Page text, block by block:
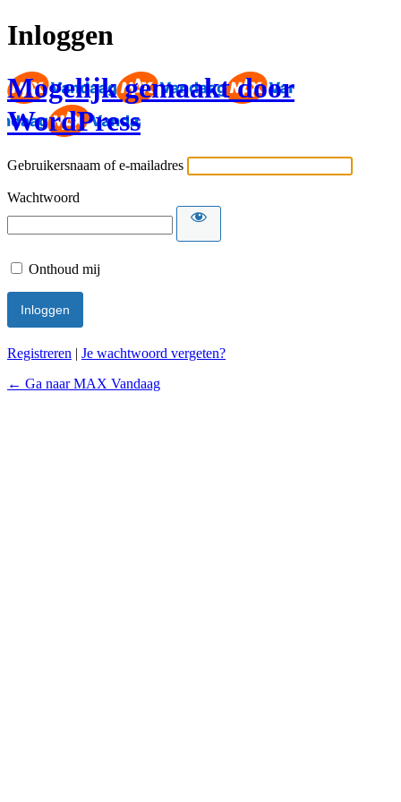
Inloggen
Mogelijk gemaakt door
WordPress
Gebruikersnaam of e-mailadres
Wachtwoord
Onthoud mij
Registreren | Je wachtwoord vergeten?
← Ga naar MAX Vandaag